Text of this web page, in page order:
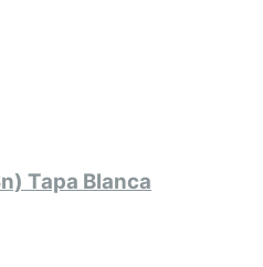
Tapa Blanca